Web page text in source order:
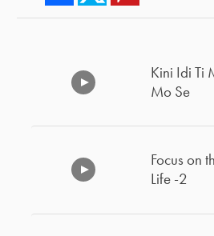
Kini Idi Ti
Mo Se
Focus on
Life -2